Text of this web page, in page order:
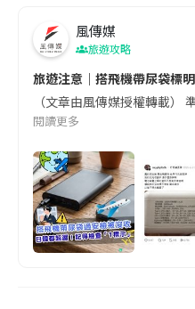
風傳媒
旅遊攻略
旅遊注意｜搭飛機帶尿袋標
（文章由風傳媒授權轉載
閱讀更多